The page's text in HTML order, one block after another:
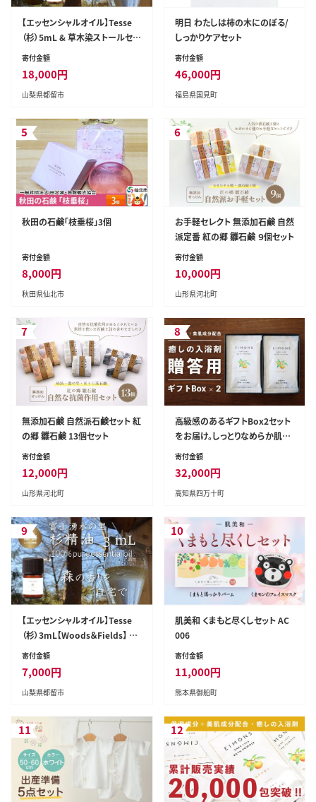
【エッセンシャルオイル】Tesse
（杉）5mL & 草木染ストールセッ
ト【Woods＆Fields】｜アロマオ
香り リラックス効果 草木染め ス
トール
寄付金額
18,000円
山梨県都留市
明日 わたしは柿の木にのぼる/
しっかりケアセット
寄付金額
46,000円
福島県国見町
5
秋田の石鹸「枝垂桜」3個
寄付金額
8,000円
秋田県仙北市
6
お手軽セレクト 無添加石鹸 自然
派定番 紅の郷 雛石鹸 ９個セット
寄付金額
10,000円
山形県河北町
7
無添加石鹸 自然派石鹸セット 紅
の郷 雛石鹸 13個セット
寄付金額
12,000円
山形県河北町
8
高級感のあるギフトBox2セット
をお届け。しっとりなめらか肌の
酒かす入浴剤合計20袋 ／Oem-
寄付金額
32,000円
高知県四万十町
9
【エッセンシャルオイル】Tesse
（杉）3mL【Woods＆Fields】 ｜
アロマオイル 精油 アロマテラピ
寄付金額
7,000円
山梨県都留市
10
肌美和 くまもと尽くしセット AC
006
寄付金額
11,000円
熊本県御船町
11 12